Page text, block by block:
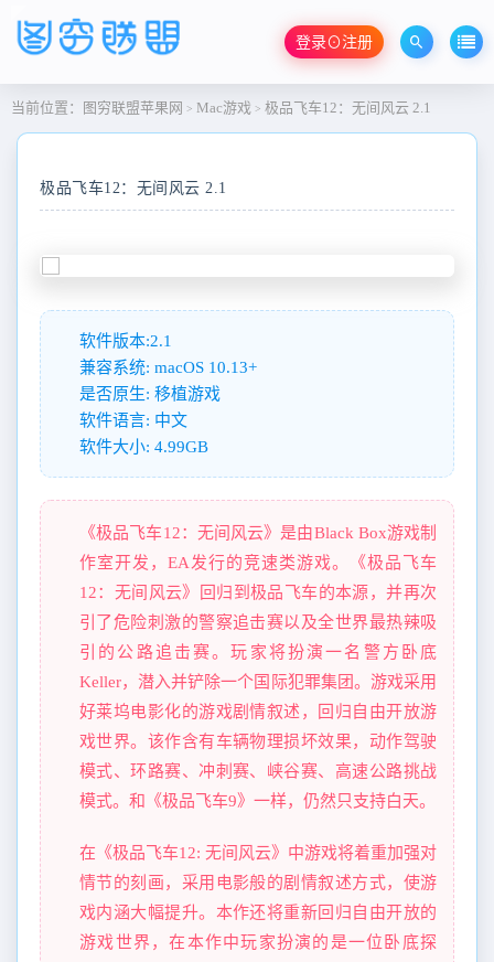
登录⊙注册
当前位置： 图穷联盟苹果网 > Mac游戏 > 极品飞车12：无间风云 2.1
极品飞车12：无间风云 2.1
软件版本:2.1
兼容系统: macOS 10.13+
是否原生: 移植游戏
软件语言: 中文
软件大小: 4.99GB
《极品飞车12：无间风云》是由Black Box游戏制
作室开发，EA发行的竞速类游戏。《极品飞车
12：无间风云》回归到极品飞车的本源，并再次
引了危险刺激的警察追击赛以及全世界最热辣吸
引的公路追击赛。玩家将扮演一名警方卧底
Keller，潜入并铲除一个国际犯罪集团。游戏采用
好莱坞电影化的游戏剧情叙述，回归自由开放游
戏世界。该作含有车辆物理损坏效果，动作驾驶
模式、环路赛、冲刺赛、峡谷赛、高速公路挑战
模式。和《极品飞车9》一样，仍然只支持白天。
在《极品飞车12: 无间风云》中游戏将着重加强对
情节的刻画，采用电影般的剧情叙述方式，使游
戏内涵大幅提升。本作还将重新回归自由开放的
游戏世界，在本作中玩家扮演的是一位卧底探